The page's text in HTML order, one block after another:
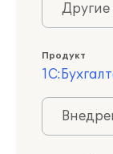
Продукт